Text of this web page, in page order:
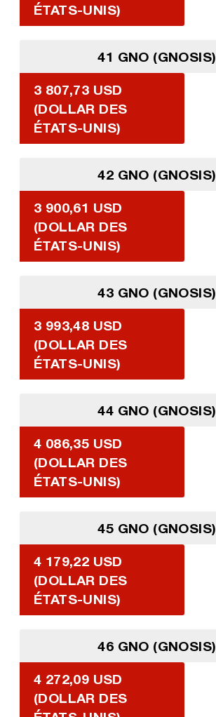
ÉTATS-UNIS)
41 GNO (GNOSIS)
3 807,73 USD
(DOLLAR DES
ÉTATS-UNIS)
42 GNO (GNOSIS)
3 900,61 USD
(DOLLAR DES
ÉTATS-UNIS)
43 GNO (GNOSIS)
3 993,48 USD
(DOLLAR DES
ÉTATS-UNIS)
44 GNO (GNOSIS)
4 086,35 USD
(DOLLAR DES
ÉTATS-UNIS)
45 GNO (GNOSIS)
4 179,22 USD
(DOLLAR DES
ÉTATS-UNIS)
46 GNO (GNOSIS)
4 272,09 USD
(DOLLAR DES